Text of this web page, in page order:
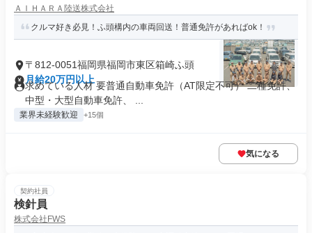
ＡＩＨＡＲＡ陸送株式会社
クルマ好き必見！ふ頭構内の車両回送！普通免許があればok！
〒812-0051福岡県福岡市東区箱崎ふ頭
月給20万円以上
求めている人材 要普通自動車免許（AT限定不可） 二種免許、
中型・大型自動車免許、 ...
業界未経験歓迎 +15個
気になる
契約社員
検針員
株式会社FWS